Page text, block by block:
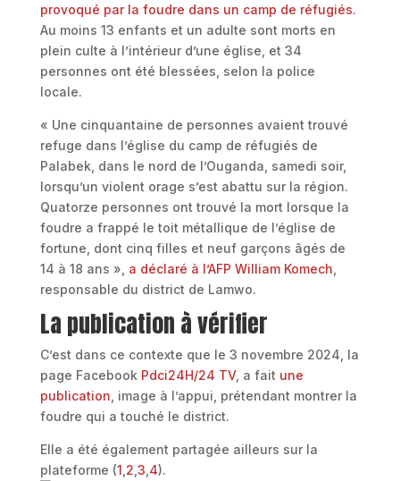
provoqué par la foudre dans un camp de réfugiés.
Au moins 13 enfants et un adulte sont morts en
plein culte à l’intérieur d’une église, et 34
personnes ont été blessées, selon la police
locale.
« Une cinquantaine de personnes avaient trouvé
refuge dans l’église du camp de réfugiés de
Palabek, dans le nord de l’Ouganda, samedi soir,
lorsqu’un violent orage s’est abattu sur la région.
Quatorze personnes ont trouvé la mort lorsque la
foudre a frappé le toit métallique de l’église de
fortune, dont cinq filles et neuf garçons âgés de
14 à 18 ans », a déclaré à l’AFP William Komech
responsable du district de Lamwo.
La publication à vérifier
C’est dans ce contexte que le 3 novembre 2024, la
page Facebook Pdci24H/24 TV, a fait une
publication , image à l’appui, prétendant montrer la
foudre qui a touché le district.
Elle a été également partagée ailleurs sur la
plateforme (1 2 3 4).